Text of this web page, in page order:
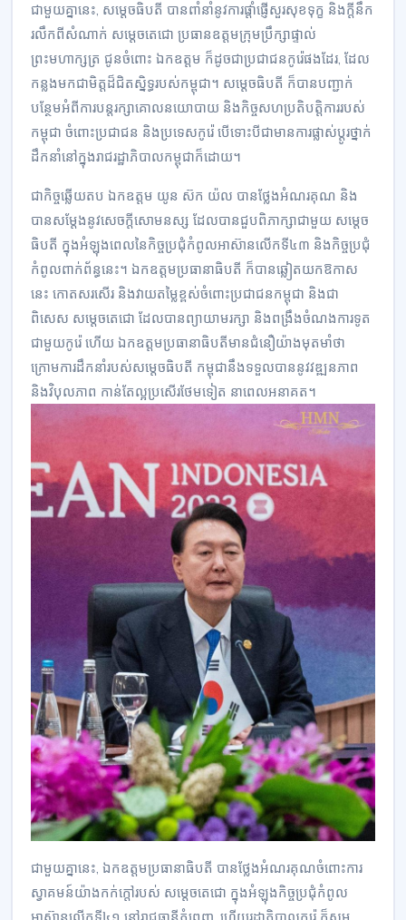
ជាមួយគ្នានេះ, សម្តេចធិបតី បានពាំនាំនូវការផ្តាំផ្ញើសួរសុខទុក្ខ និងក្តីនឹក
រលឹកពីសំណាក់ សម្តេចតេជោ ប្រធានឧត្តមក្រុមប្រឹក្សាផ្ទាល់
ព្រះមហាក្សត្រ ជូនចំពោះ ឯកឧត្តម ក៏ដូចជាប្រជាជនកូរ៉េផងដែរ, ដែល
កន្លងមកជាមិត្តដ៏ជិតស្និទ្ធរបស់កម្ពុជា។ សម្តេចធិបតី ក៏បានបញ្ជាក់
បន្ថែមអំពីការបន្តរក្សាគោលនយោបាយ និងកិច្ចសហប្រតិបត្តិការរបស់
កម្ពុជា ចំពោះប្រជាជន និងប្រទេសកូរ៉េ បើទោះបីជាមានការផ្លាស់ប្តូរថ្នាក់
ដឹកនាំនៅក្នុងរាជរដ្ឋាភិបាលកម្ពុជាក៏ដោយ។
ជាកិច្ចឆ្លើយតប ឯកឧត្តម យូន ស៊ក យ៉ល បានថ្លែងអំណរគុណ និង
បានសម្តែងនូវសេចក្តីសោមនស្ស ដែលបានជួបពិភាក្សាជាមួយ សម្តេច
ធិបតី ក្នុងអំឡុងពេលនៃកិច្ចប្រជុំកំពូលអាស៊ានលើកទី៤៣ និងកិច្ចប្រជុំ
កំពូលពាក់ព័ន្ធនេះ។ ឯកឧត្តមប្រធានាធិបតី ក៏បានឆ្លៀតយកឱកាស
នេះ កោតសរសើរ និងវាយតម្លៃខ្ពស់ចំពោះប្រជាជនកម្ពុជា និងជា
ពិសេស សម្តេចតេជោ ដែលបានព្យាយាមរក្សា និងពង្រឹងចំណងការទូត
ជាមួយកូរ៉េ ហើយ ឯកឧត្តមប្រធានាធិបតីមានជំនឿយ៉ាងមុតមាំថា
ក្រោមការដឹកនាំរបស់សម្តេចធិបតី កម្ពុជានឹងទទួលបាននូវវឌ្ឍនភាព
និងវិបុលភាព កាន់តែល្អប្រសើរថែមទៀត នាពេលអនាគត។
ជាមួយគ្នានេះ, ឯកឧត្តមប្រធានាធិបតី បានថ្លែងអំណរគុណចំពោះការ
ស្វាគមន៍យ៉ាងកក់ក្តៅរបស់ សម្តេចតេជោ ក្នុងអំឡុងកិច្ចប្រជុំកំពូល